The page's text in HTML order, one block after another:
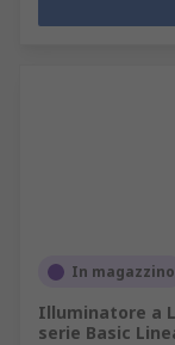
In magazzino
Illuminatore a
serie Basic